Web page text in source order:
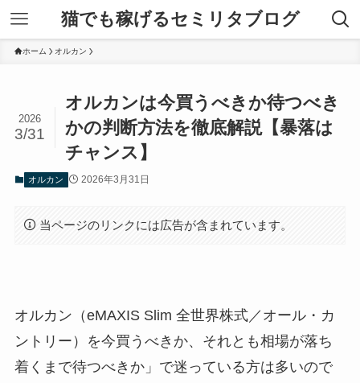
猫でも稼げるセミリタブログ
ホーム オルカン
オルカンは今買うべきか待つべき
かの判断方法を徹底解説【暴落は
チャンス】
2026
3/31
オルカン 2026年3月31日
当ページのリンクには広告が含まれています。
オルカン（eMAXIS Slim 全世界株式／オール・カ
ントリー）を今買うべきか、それとも相場が落ち
着くまで待つべきか」で迷っている方は多いので